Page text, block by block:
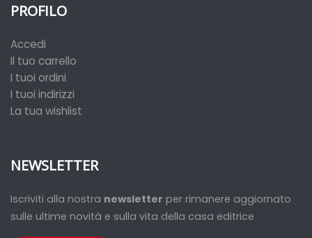
PROFILO
Accedi
Il tuo carrello
I tuoi ordini
I tuoi indirizzi
La tua wishlist
NEWSLETTER
Iscriviti alla nostra newsletter per rimanere aggiornato
sulle ultime novità e sulla vita della casa editrice